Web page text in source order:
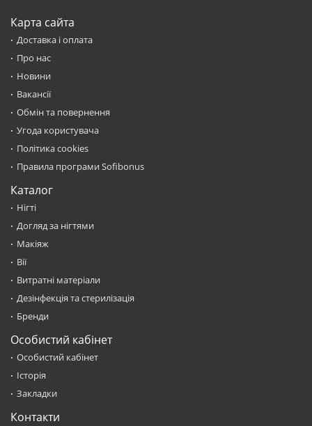
Карта сайта
Доставка і оплата
Про нас
Новини
Вакансії
Обмін та повернення
Угода користувача
Політика cookies
Правила програми Sofibonus
Каталог
Нігті
Догляд за нігтями
Макіяж
Вії
Витратні матеріали
Дезінфекція та стерилізація
Бренди
Особистий кабінет
Особистий кабінет
Історія
Закладки
Контакти